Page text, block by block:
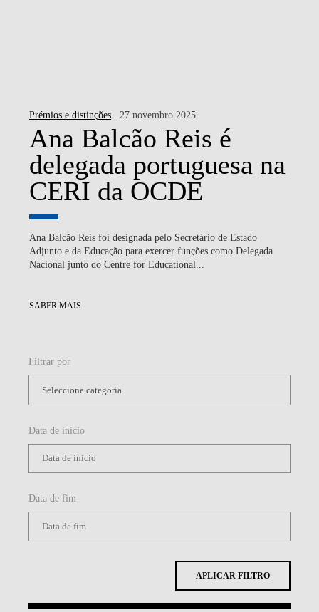
Prémios e distinções . 27 novembro 2025
Ana Balcão Reis é
delegada portuguesa na
CERI da OCDE
Ana Balcão Reis foi designada pelo Secretário de Estado
Adjunto e da Educação para exercer funções como Delegada
Nacional junto do Centre for Educational...
SABER MAIS
Filtrar por
Data de ínicio
Data de fim
APLICAR FILTRO